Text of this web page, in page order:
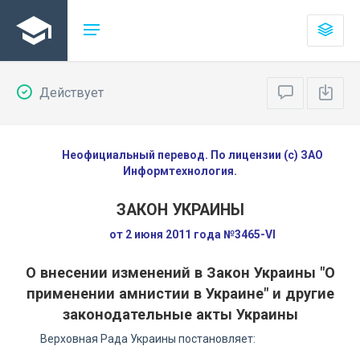
Действует
Неофициальный перевод. По лицензии (с) ЗАО
Информтехнология.
ЗАКОН УКРАИНЫ
от 2 июня 2011 года №3465-VI
О внесении изменений в Закон Украины "О
применении амнистии в Украине" и другие
законодательные акты Украины
Верховная Рада Украины постановляет: